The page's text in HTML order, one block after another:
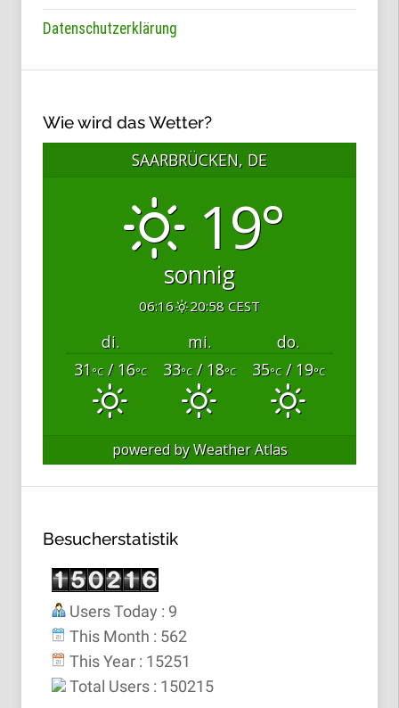
Datenschutzerklärung
Wie wird das Wetter?
SAARBRÜCKEN, DE
19°
sonnig
06:16 20:58 CEST
di. mi.
do.
31 °C/ 16°C 33°C/ 18°C 35°C/ 19°C
powered byWeather Atlas
Besucherstatistik
Users Today : 9
This Month : 562
This Year : 15251
Total Users : 150215